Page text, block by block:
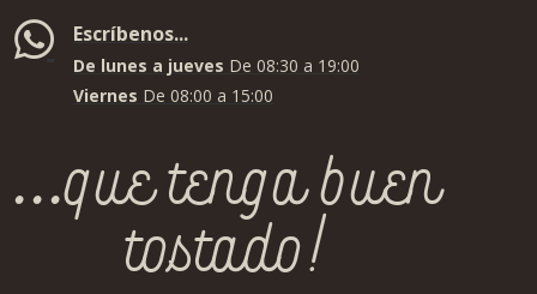
Escríbenos...
De lunes a jueves De 08:30 a 19:00
Viernes De 08:00 a 15:00
...que tenga buen
tostado!